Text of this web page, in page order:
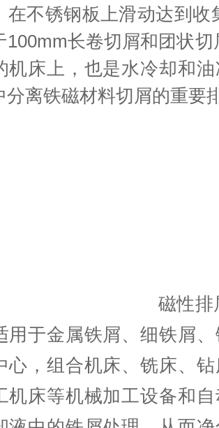
在不锈钢板上滑动达到
100mm长卷切屑和团状
机床上，也是水冷却和
分离铁磁材料切屑的重要
排屑机适 用
用于金属铁屑、细铁屑
心，组合机床、铣床、
机床等机械加工设备和